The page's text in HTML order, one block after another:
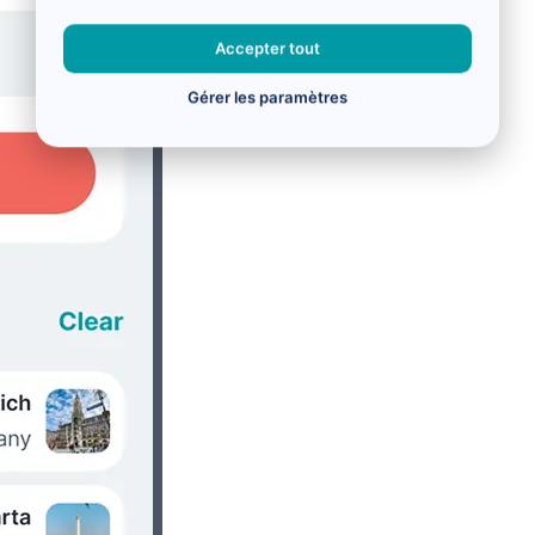
Accepter tout
Gérer les paramètres